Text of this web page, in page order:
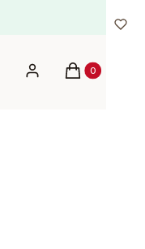
Zaloguj sięProdukty w
Koszyk